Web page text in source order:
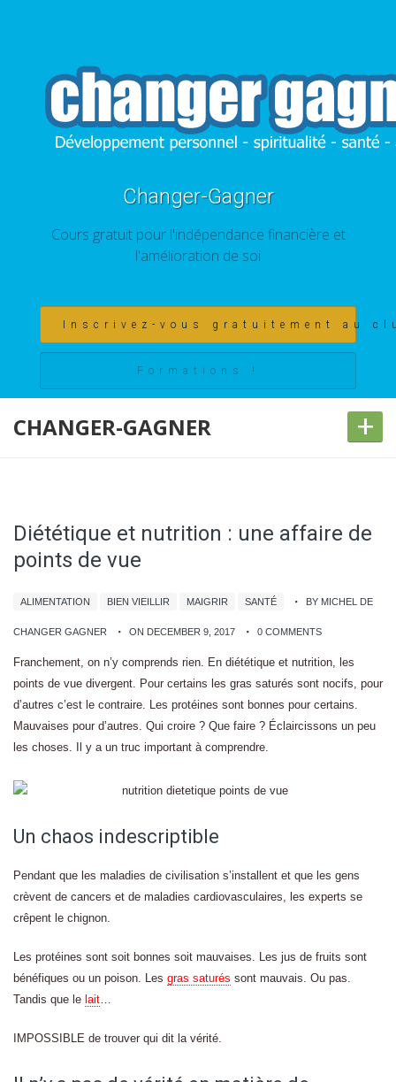
Changer-Gagner
Cours gratuit pour l'indépendance financière et
l'amélioration de soi
Inscrivez-vous gratuitement au
Formations !
CHANGER-GAGNER +
Diététique et nutrition : une affaire de
points de vue
ALIMENTATION BIEN VIEILLIR MAIGRIR SANTÉ BY MICHEL DE
CHANGER GAGNER ON DECEMBER 9, 2017 0 COMMENTS
Franchement, on n’y comprends rien. En diététique et nutrition, les
points de vue divergent. Pour certains les gras saturés sont nocifs, pour
d’autres c’est le contraire. Les protéines sont bonnes pour certains.
Mauvaises pour d’autres. Qui croire ? Que faire ? Éclaircissons un peu
les choses. Il y a un truc important à comprendre.
Un chaos indescriptible
Pendant que les maladies de civilisation s’installent et que les gens
crèvent de cancers et de maladies cardiovasculaires, les experts se
crêpent le chignon.
Les protéines sont soit bonnes soit mauvaises. Les jus de fruits sont
bénéfiques ou un poison. Les gras saturés sont mauvais. Ou pas.
Tandis que le lait…
IMPOSSIBLE de trouver qui dit la vérité.